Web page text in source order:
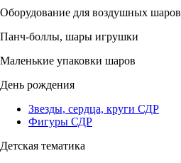
Оборудование для воздушных шаров
Панч-боллы, шары игрушки
Маленькие упаковки шаров
День рождения
Звезды, сердца, круги СДР
Фигуры СДР
Детская тематика